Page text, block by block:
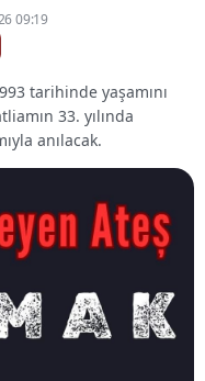
09:19
tarihinde yaşamını
33. yılında
anılacak.